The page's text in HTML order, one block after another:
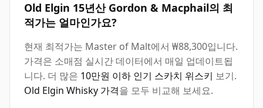
Old Elgin 15년산 Gordon & Macphail의 최
적가는 얼마인가요?
현재 최적가는 Master of Malt에서 ₩88,300입니다.
가격은 소매점 실시간 데이터에서 매일 업데이트됩
니다. 더 많은 10만원 이하 인기 스카치 위스키 보기.
Old Elgin Whisky 가격을 모두 비교해 보세요.